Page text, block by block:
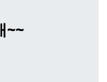
~~